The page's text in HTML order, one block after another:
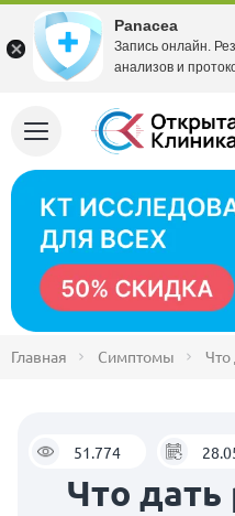
Главная Симптомы Что
51.774
Что дать
Panacea
Запись онлайн.
анализов и